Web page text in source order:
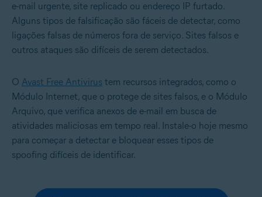
e-mail urgente, site replicado ou endereço IP furtado.
Alguns tipos de falsificação são fáceis de detectar, como
ligações falsas de números fora de serviço. Sites falsos e
outros ataques são difíceis de serem detectados.
O Avast Free Antivirus tem recursos integrados, como o
Módulo Internet, que o protege de sites falsos, e o Módulo
Arquivo, que verifica anexos de e-mail em busca de
atividades maliciosas em tempo real. Instale-o hoje mesmo
para começar a detectar e bloquear esses tipos de
spoofing difíceis de identificar.